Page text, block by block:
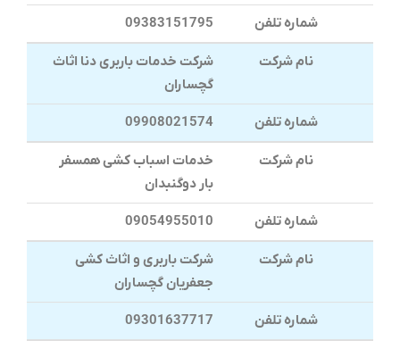
شماره تلفن 09383151795
نام شرکت
شرکت خدمات باربری دنا اثاث
گچساران
شماره تلفن 09908021574
نام شرکت
خدمات اسباب کشی همسفر
بار دوگنبدان
شماره تلفن 09054955010
نام شرکت
شرکت باربری و اثاث کشی
جعفریان گچساران
شماره تلفن 09301637717